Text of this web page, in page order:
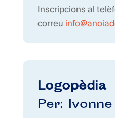
Inscripcions al
correu
Logopèdia
Per: